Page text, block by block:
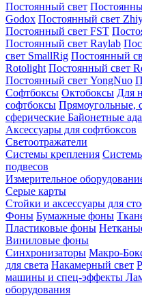
Постоянный свет
Godox Постоянный свет
Постоянный свет FST
Постоянный свет Raylab
свет SmallRig Постоянный
Rotolight Постоянный свет
Постоянный свет YongNuo
Софтбоксы Октобоксы Для
софтбоксы Прямоугольные,
сферические Байонетныe
Аксессуары для софтбоксов
Светоотражатели
Системы крепления
подвесов
Измерительное
Серые карты
Стойки и аксессуары для
Фоны Бумажные фоны
Пластиковые фоны
Виниловые фоны
Синхронизаторы Макро-
для света Накамерный свет
машины и спец-эффекты
оборудования